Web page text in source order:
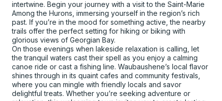
intertwine. Begin your journey with a visit to the Saint-Marie
Among the Hurons, immersing yourself in the region’s rich
past. If you’re in the mood for something active, the nearby
trails offer the perfect setting for hiking or biking with
glorious views of Georgian Bay.
On those evenings when lakeside relaxation is calling, let
the tranquil waters cast their spell as you enjoy a calming
canoe ride or cast a fishing line. Waubaushene’s local flavor
shines through in its quaint cafes and community festivals,
where you can mingle with friendly locals and savor
delightful treats. Whether you’re seeking adventure or